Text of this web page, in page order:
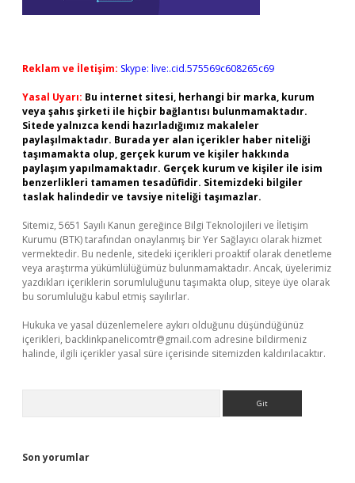
Reklam ve İletişim: Skype: live:.cid.575569c608265c69
Yasal Uyarı: Bu internet sitesi, herhangi bir marka, kurum
veya şahıs şirketi ile hiçbir bağlantısı bulunmamaktadır.
Sitede yalnızca kendi hazırladığımız makaleler
paylaşılmaktadır. Burada yer alan içerikler haber niteliği
taşımamakta olup, gerçek kurum ve kişiler hakkında
paylaşım yapılmamaktadır. Gerçek kurum ve kişiler ile isim
benzerlikleri tamamen tesadüfidir. Sitemizdeki bilgiler
taslak halindedir ve tavsiye niteliği taşımazlar.
Sitemiz, 5651 Sayılı Kanun gereğince Bilgi Teknolojileri ve İletişim
Kurumu (BTK) tarafından onaylanmış bir Yer Sağlayıcı olarak hizmet
vermektedir. Bu nedenle, sitedeki içerikleri proaktif olarak denetleme
veya araştırma yükümlülüğümüz bulunmamaktadır. Ancak, üyelerimiz
yazdıkları içeriklerin sorumluluğunu taşımakta olup, siteye üye olarak
bu sorumluluğu kabul etmiş sayılırlar.
Hukuka ve yasal düzenlemelere aykırı olduğunu düşündüğünüz
içerikleri, backlinkpanelicomtr@gmail.com adresine bildirmeniz
halinde, ilgili içerikler yasal süre içerisinde sitemizden kaldırılacaktır.
Son yorumlar